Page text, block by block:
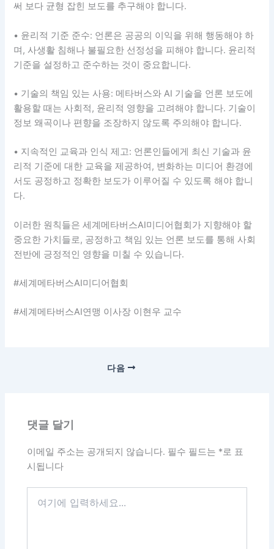
써 보다 균형 잡힌 보도를 추구해야 합니다.
• 윤리적 기준 준수: 언론은 공공의 이익을 위해 행동해야 하
며, 사생활 침해나 불필요한 선정성을 피해야 합니다. 윤리적
기준을 설정하고 준수하는 것이 중요합니다.
• 기술의 책임 있는 사용: 메타버스와 AI 기술을 언론 보도에
활용할 때는 사회적, 윤리적 영향을 고려해야 합니다. 기술이
정보 왜곡이나 편향을 조장하지 않도록 주의해야 합니다.
• 지속적인 교육과 인식 제고: 언론인들에게 최신 기술과 윤
리적 기준에 대한 교육을 제공하여, 변화하는 미디어 환경에
서도 공정하고 정확한 보도가 이루어질 수 있도록 해야 합니
다.
이러한 원칙들은 세계메타버스AI미디어협회가 지향해야 할
중요한 가치들로, 공정하고 책임 있는 언론 보도를 통해 사회
전반에 긍정적인 영향을 미칠 수 있습니다.
#세계메타버스AI미디어협회
#세계메타버스AI연맹 이사장 이현우 교수
다음
댓글 달기
이메일 주소는 공개되지 않습니다. 필수 필드는 *로 표
시됩니다